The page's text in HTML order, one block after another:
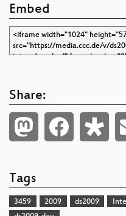
Embed
Share:
Tags
3459 2009 ds2009